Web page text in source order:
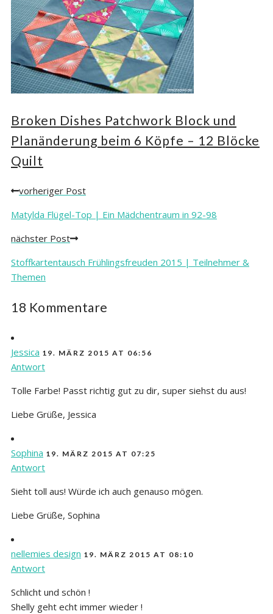
Broken Dishes Patchwork Block und
Planänderung beim 6 Köpfe – 12 Blöcke
Quilt
Posts
navigation
vorheriger Post
Matylda Flügel-Top | Ein Mädchentraum in 92-98
nächster Post
Stoffkartentausch Frühlingsfreuden 2015 | Teilnehmer &
Themen
18 Kommentare
Jessica 19. MÄRZ 2015 AT 06:56
Antwort
Tolle Farbe! Passt richtig gut zu dir, super siehst du aus!
Liebe Grüße, Jessica
Sophina 19. MÄRZ 2015 AT 07:25
Antwort
Sieht toll aus! Würde ich auch genauso mögen.
Liebe Grüße, Sophina
nellemies design 19. MÄRZ 2015 AT 08:10
Antwort
Schlicht und schön !
Shelly geht echt immer wieder !